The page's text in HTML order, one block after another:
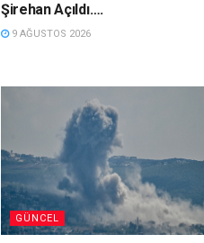
Şirehan Açıldı….
9 AĞUSTOS 2026
GÜNCEL